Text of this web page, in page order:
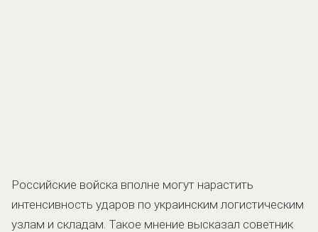
Российские войска вполне могут нарастить
интенсивность ударов по украинским логистическим
узлам и складам. Такое мнение высказал советник